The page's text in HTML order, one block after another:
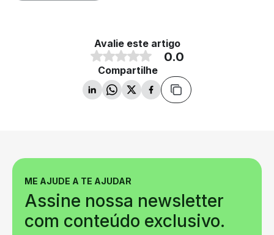
Avalie este artigo
0.0
Compartilhe
ME AJUDE A TE AJUDAR
Assine nossa newsletter
com conteúdo exclusivo.